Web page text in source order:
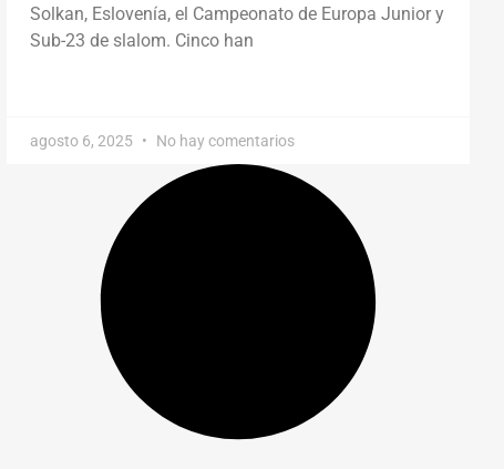
Solkan, Eslovenía, el Campeonato de Europa Junior y
Sub-23 de slalom. Cinco han
agosto 6, 2025 No hay comentarios